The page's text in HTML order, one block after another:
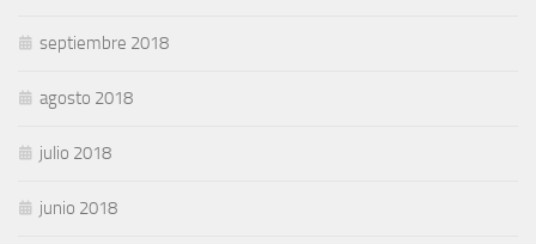
septiembre 2018
agosto 2018
julio 2018
junio 2018